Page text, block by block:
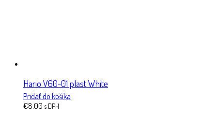
Hario V60-01 plast White
Pridať do košíka
€8.00 s DPH